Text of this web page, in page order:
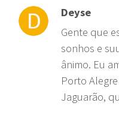
Deyse
Gente que
sonhos e
ânimo. Eu
Porto
Jaguarão,